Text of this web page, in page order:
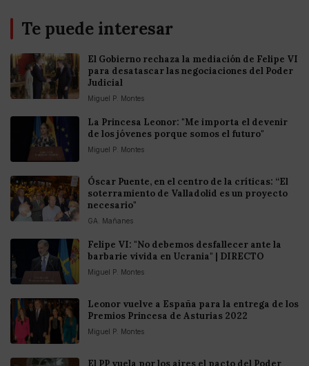
Te puede interesar
El Gobierno rechaza la mediación de Felipe VI
para desatascar las negociaciones del Poder
Judicial
Miguel P. Montes
La Princesa Leonor: "Me importa el devenir
de los jóvenes porque somos el futuro"
Miguel P. Montes
Óscar Puente, en el centro de la críticas: “El
soterramiento de Valladolid es un proyecto
necesario"
GA. Mañanes
Felipe VI: "No debemos desfallecer ante la
barbarie vivida en Ucrania" | DIRECTO
Miguel P. Montes
Leonor vuelve a España para la entrega de los
Premios Princesa de Asturias 2022
Miguel P. Montes